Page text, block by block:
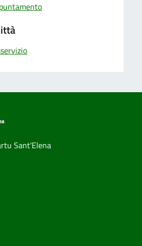
Sant'Elena